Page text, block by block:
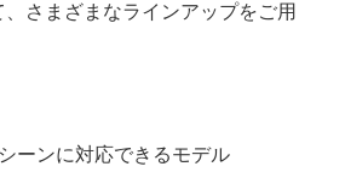
さまざまなラインアップをご用
ーンに対応できるモデル